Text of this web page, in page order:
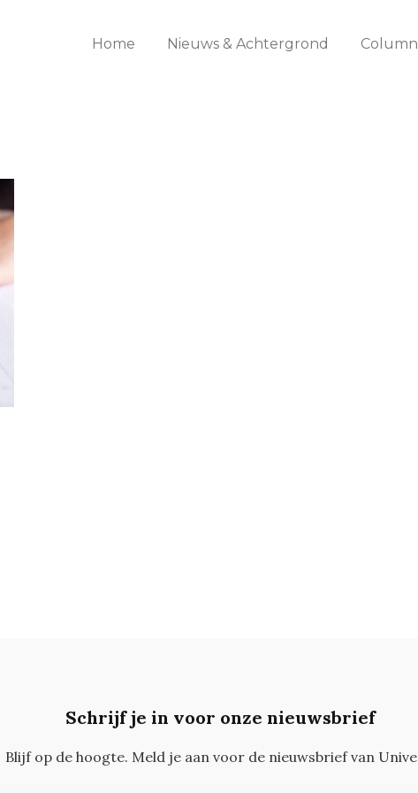
Home Nieuws & Achtergrond
Schrijf je in voor onze nieuwsbrief
Blijf op de hoogte. Meld je aan voor de nieuwsbrief van